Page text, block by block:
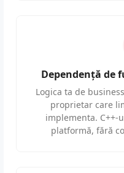
Dependență de
Logica ta de
proprietar care
implementa. C++-
platformă, fără